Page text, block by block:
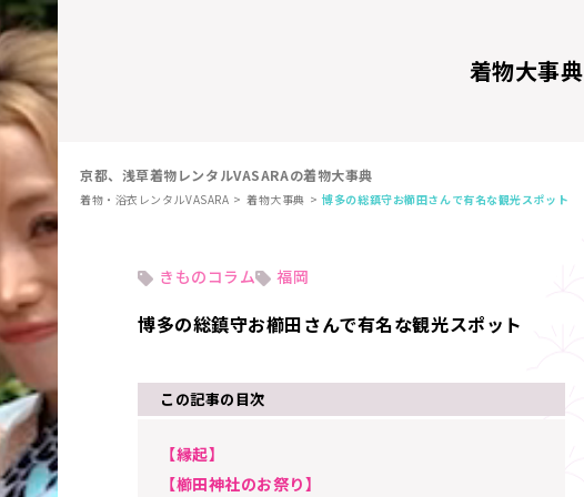
着物大事典
京都、浅草着物レンタルVASARAの着物大事典
着物・浴衣レンタルVASARA 着物大事典 博多の総鎮守お櫛田さんで有名な観光スポット
きものコラム 福岡
博多の総鎮守お櫛田さんで有名な観光スポット
この記事の目次
【縁起】
【櫛田神社のお祭り】